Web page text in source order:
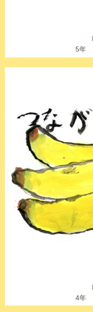
5年
4年